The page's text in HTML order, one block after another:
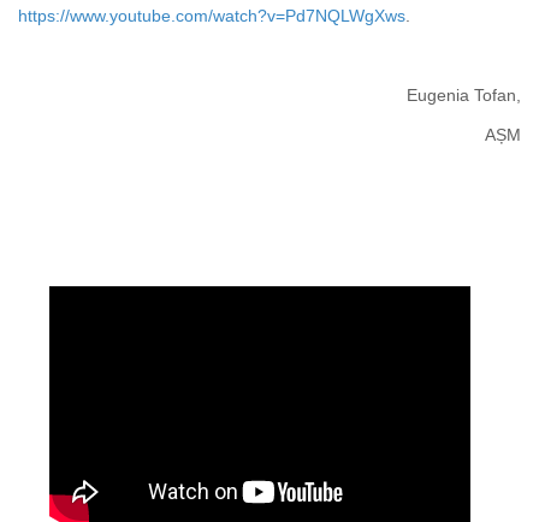
https://www.youtube.com/watch?v=Pd7NQLWgXws
Eugenia Tofan,
AȘM